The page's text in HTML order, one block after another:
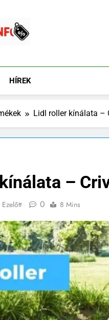
HÍREK
Lidl roller kínálata –
–
0 8 Mins